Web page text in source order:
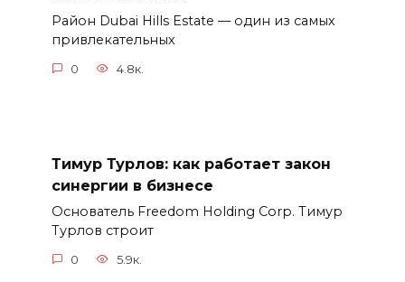
Район Dubai Hills Estate — один из самых
привлекательных
0 4.8к.
Тимур Турлов: как работает закон
синергии в бизнесе
Основатель Freedom Holding Corp. Тимур
Турлов строит
0 5.9к.